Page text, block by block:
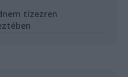
tízezren